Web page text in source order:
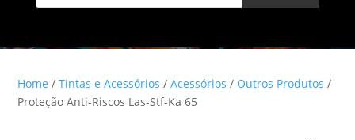
Home /Tintas e Acessórios /Acessórios / Outros Produtos /
Proteção Anti-Riscos Las-Stf-Ka 65